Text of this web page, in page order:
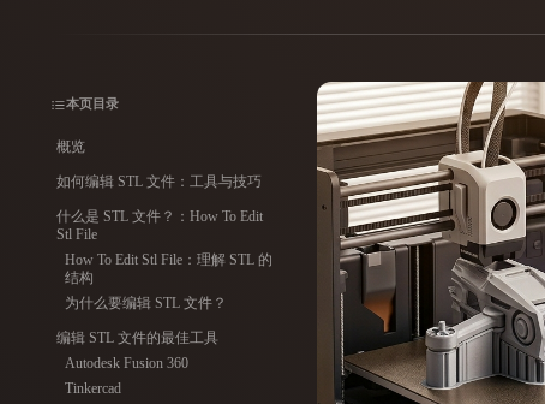
E-commerce
Metaverse
Jewelry
Design
插件
Blender Unreal
风格
本页目录
概览
如何编辑 STL 文件：工具与技巧
什么是 STL 文件？：How To Edit
Stl File
How To Edit Stl File：理解 STL 的
结构
为什么要编辑 STL 文件？
编辑 STL 文件的最佳工具
Autodesk Fusion 360
Tinkercad